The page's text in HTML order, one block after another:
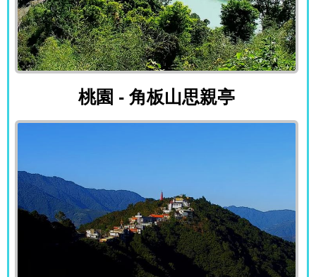
桃園 - 角板山思親亭
桃園 - 角板山思親亭